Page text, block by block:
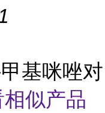
基咪唑对
似产品